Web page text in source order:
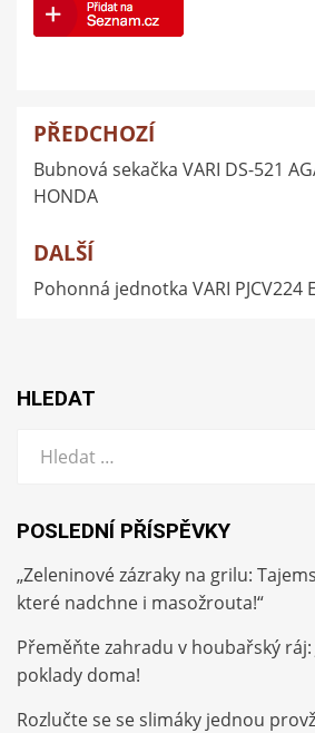
Navigace
pro
příspěvek
PŘEDCHOZÍ
Bubnová sekačka VARI DS-521
HONDA
DALŠÍ
Pohonná jednotka VARI PJCV224
HLEDAT
POSLEDNÍ PŘÍSPĚVKY
„Zeleninové zázraky na grilu:
které nadchne i masožrouta!“
Přeměňte zahradu v houbařský
poklady doma!
Rozlučte se se slimáky jednou